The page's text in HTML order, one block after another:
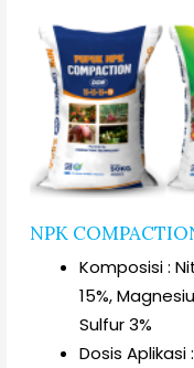
NPK
Komposisi :
15%,
Sulfur 3%
Dosis Aplikasi